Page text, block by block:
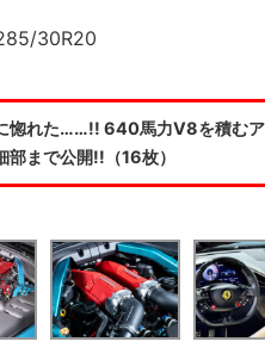
30R20
惚れた……!! 640馬力V8を積む
部まで公開!!（16枚）